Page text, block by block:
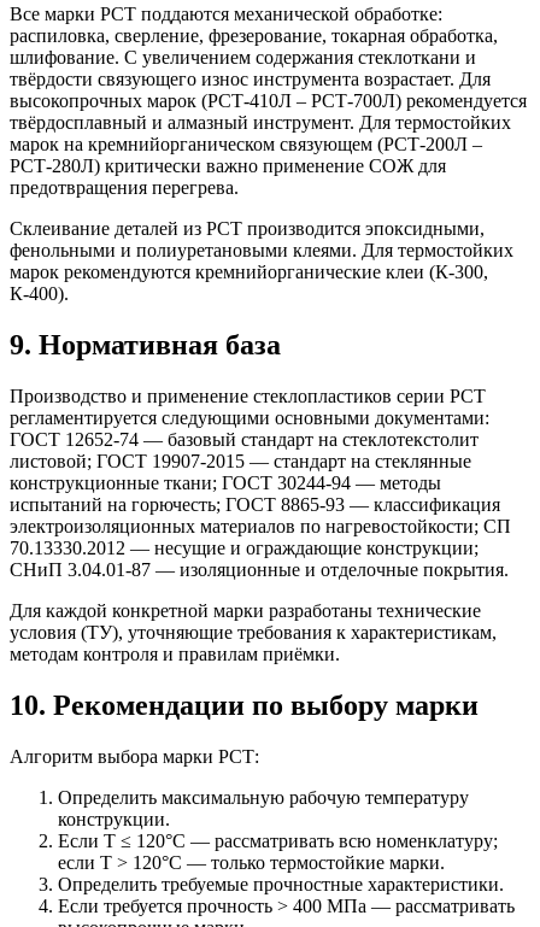
Все марки РСТ поддаются механической обработке:
распиловка, сверление, фрезерование, токарная обработка,
шлифование. С увеличением содержания стеклоткани и
твёрдости связующего износ инструмента возрастает. Для
высокопрочных марок (РСТ-410Л – РСТ-700Л) рекомендуется
твёрдосплавный и алмазный инструмент. Для термостойких
марок на кремнийорганическом связующем (РСТ-200Л –
РСТ-280Л) критически важно применение СОЖ для
предотвращения перегрева.
Склеивание деталей из РСТ производится эпоксидными,
фенольными и полиуретановыми клеями. Для термостойких
марок рекомендуются кремнийорганические клеи (К-300,
К-400).
9. Нормативная база
Производство и применение стеклопластиков серии РСТ
регламентируется следующими основными документами:
ГОСТ 12652-74 — базовый стандарт на стеклотекстолит
листовой; ГОСТ 19907-2015 — стандарт на стеклянные
конструкционные ткани; ГОСТ 30244-94 — методы
испытаний на горючесть; ГОСТ 8865-93 — классификация
электроизоляционных материалов по нагревостойкости; СП
70.13330.2012 — несущие и ограждающие конструкции;
СНиП 3.04.01-87 — изоляционные и отделочные покрытия.
Для каждой конкретной марки разработаны технические
условия (ТУ), уточняющие требования к характеристикам,
методам контроля и правилам приёмки.
10. Рекомендации по выбору марки
Алгоритм выбора марки РСТ:
Определить максимальную рабочую температуру
конструкции.
Если T ≤ 120°C — рассматривать всю номенклатуру;
если T > 120°C — только термостойкие марки.
Определить требуемые прочностные характеристики.
Если требуется прочность > 400 МПа — рассматривать